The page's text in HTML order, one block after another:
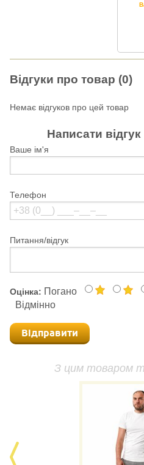
Відгуки про товар (0)
Немає відгуков про цей товар
Написати
Ваше ім'я
Телефон
Питання/відгук
Оцінка: Погано
Відмінно
Відправити
З цим товаром